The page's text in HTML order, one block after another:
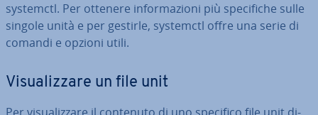
systemctl. Per ottenere in­for­ma­zio­ni più spe­ci­fi­che sulle
singole unità e per gestirle, systemctl offre una serie di
comandi e opzioni utili.
Vi­sua­liz­za­re un file unit